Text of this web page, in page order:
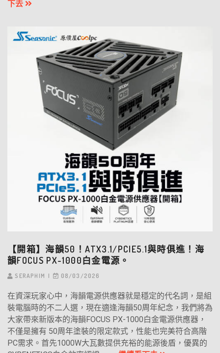
下去
【開箱】海韻50！ATX3.1/PCIE5.1與時俱進！海
韻FOCUS PX-1000白金電源。
SERAPHIM 08/03/2026
在資深玩家心中，海韻電源供應器就是穩定的代名詞，是組
裝電腦時的不二人選，現在適逢海韻50周年紀念，我們將為
大家帶來新版本的海韻FOCUS PX-1000白金電源供應器，
不僅是擁有 50周年塗裝的限定款式，性能也完美符合高階
PC需求。首先1000W大瓦數提供充裕的能源後盾，優異的